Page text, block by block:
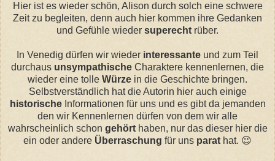
Hier ist es wieder schön, Alison durch solch eine schwere
Zeit zu begleiten, denn auch hier kommen ihre Gedanken
und Gefühle wieder superecht rüber.
In Venedig dürfen wir wieder interessante und zum Teil
durchaus unsympathische Charaktere kennenlernen, die
wieder eine tolle Würze in die Geschichte bringen.
Selbstverständlich hat die Autorin hier auch einige
historische Informationen für uns und es gibt da jemanden
den wir Kennenlernen dürfen von dem wir alle
wahrscheinlich schon gehört haben, nur das dieser hier die
ein oder andere Überraschung für uns parat hat. 😉